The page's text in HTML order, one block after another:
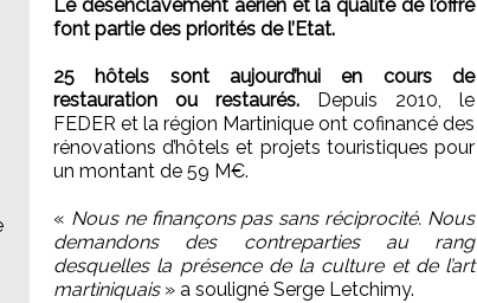
Le désenclavement aérien et la qualité de l’offre
font partie des priorités de l’Etat.
25 hôtels sont aujourd’hui en cours de
restauration ou restaurés. Depuis 2010, le
FEDER et la région Martinique ont cofinancé des
rénovations d’hôtels et projets touristiques pour
un montant de 59 M€.
« Nous ne finançons pas sans réciprocité. Nous
demandons des contreparties au rang
desquelles la présence de la culture et de l’art
martiniquais » a souligné Serge Letchimy.